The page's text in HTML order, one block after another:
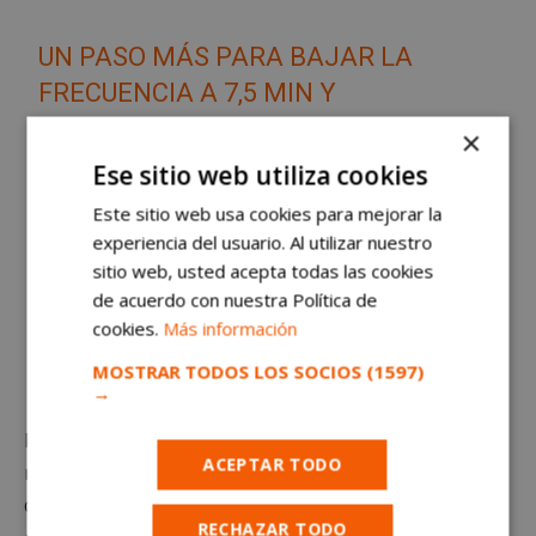
UN PASO MÁS PARA BAJAR LA
FRECUENCIA A 7,5 MIN Y
GARANTIZAR QUE LXS ESTUDIANTES
PUEDAN IR Y VOLVER DEL INSTITUTO
EN TRANSPORTE PÚBLICO.
HTTPS://T.CO/8FJ0F2SKBS
— TRINIDAD CASTILLO
(@TRINIDADCAST_MM)
23, 2025
El aumento de la frecuencia y la ampliación del
recorrido se produce en un contexto de creciente uso
del transporte público por parte de los estudiantes,
×
Ese sitio web utiliza cookies
Este sitio web usa cookies para mejorar la
experiencia del usuario. Al utilizar nuestro
sitio web, usted acepta todas las cookies
de acuerdo con nuestra Política de
cookies. Más información
MOSTRAR TODOS LOS SOCIOS (1597)
→
ACEPTAR TODO
RECHAZAR TODO